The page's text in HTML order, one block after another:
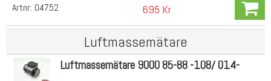
Artnr: 04752 695 Kr
Luftmassemätare
Luftmassemätare 9000 85-88 -108/ 014-